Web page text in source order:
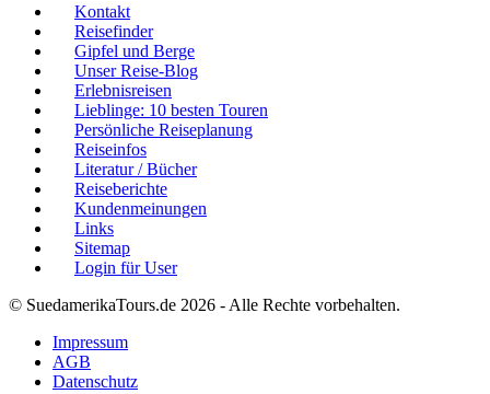
Kontakt
Reisefinder
Gipfel und Berge
Unser Reise-Blog
Erlebnisreisen
Lieblinge: 10 besten Touren
Persönliche Reiseplanung
Reiseinfos
Literatur / Bücher
Reiseberichte
Kundenmeinungen
Links
Sitemap
Login für User
© SuedamerikaTours.de 2026 - Alle Rechte vorbehalten.
Impressum
AGB
Datenschutz